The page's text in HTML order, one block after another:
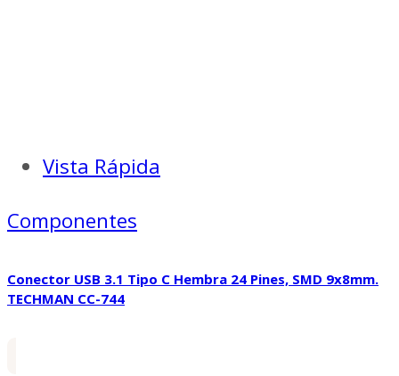
Vista Rápida
Componentes
Conector USB 3.1 Tipo C Hembra 24 Pines, SMD 9x8mm.
TECHMAN CC-744